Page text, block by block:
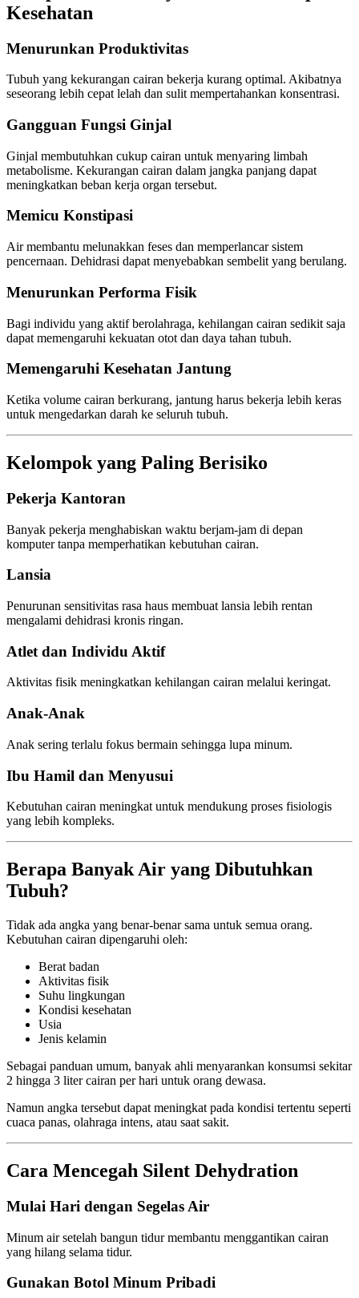
Kesehatan
Menurunkan Produktivitas
Tubuh yang kekurangan cairan bekerja kurang optimal. Akibatnya
seseorang lebih cepat lelah dan sulit mempertahankan konsentrasi.
Gangguan Fungsi Ginjal
Ginjal membutuhkan cukup cairan untuk menyaring limbah
metabolisme. Kekurangan cairan dalam jangka panjang dapat
meningkatkan beban kerja organ tersebut.
Memicu Konstipasi
Air membantu melunakkan feses dan memperlancar sistem
pencernaan. Dehidrasi dapat menyebabkan sembelit yang berulang.
Menurunkan Performa Fisik
Bagi individu yang aktif berolahraga, kehilangan cairan sedikit saja
dapat memengaruhi kekuatan otot dan daya tahan tubuh.
Memengaruhi Kesehatan Jantung
Ketika volume cairan berkurang, jantung harus bekerja lebih keras
untuk mengedarkan darah ke seluruh tubuh.
Kelompok yang Paling Berisiko
Pekerja Kantoran
Banyak pekerja menghabiskan waktu berjam-jam di depan
komputer tanpa memperhatikan kebutuhan cairan.
Lansia
Penurunan sensitivitas rasa haus membuat lansia lebih rentan
mengalami dehidrasi kronis ringan.
Atlet dan Individu Aktif
Aktivitas fisik meningkatkan kehilangan cairan melalui keringat.
Anak-Anak
Anak sering terlalu fokus bermain sehingga lupa minum.
Ibu Hamil dan Menyusui
Kebutuhan cairan meningkat untuk mendukung proses fisiologis
yang lebih kompleks.
Berapa Banyak Air yang Dibutuhkan
Tubuh?
Tidak ada angka yang benar-benar sama untuk semua orang.
Kebutuhan cairan dipengaruhi oleh:
Berat badan
Aktivitas fisik
Suhu lingkungan
Kondisi kesehatan
Usia
Jenis kelamin
Sebagai panduan umum, banyak ahli menyarankan konsumsi sekitar
2 hingga 3 liter cairan per hari untuk orang dewasa.
Namun angka tersebut dapat meningkat pada kondisi tertentu seperti
cuaca panas, olahraga intens, atau saat sakit.
Cara Mencegah Silent Dehydration
Mulai Hari dengan Segelas Air
Minum air setelah bangun tidur membantu menggantikan cairan
yang hilang selama tidur.
Gunakan Botol Minum Pribadi